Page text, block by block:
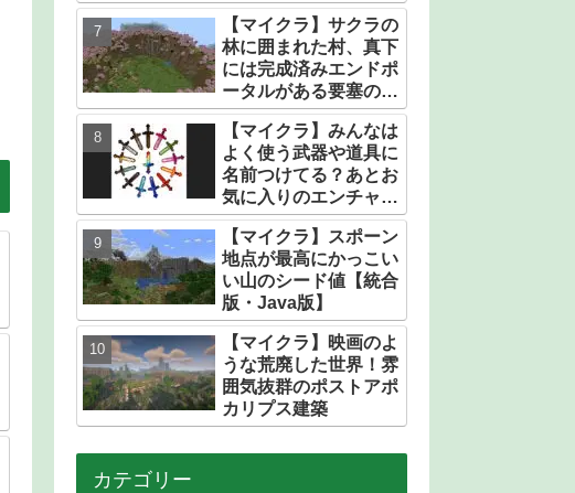
【マイクラ】サクラの
林に囲まれた村、真下
には完成済みエンドポ
ータルがある要塞のシ
ード値【統合版】
【マイクラ】みんなは
よく使う武器や道具に
名前つけてる？あとお
気に入りのエンチャン
トある？
【マイクラ】スポーン
地点が最高にかっこい
い山のシード値【統合
版・Java版】
【マイクラ】映画のよ
うな荒廃した世界！雰
囲気抜群のポストアポ
カリプス建築
カテゴリー